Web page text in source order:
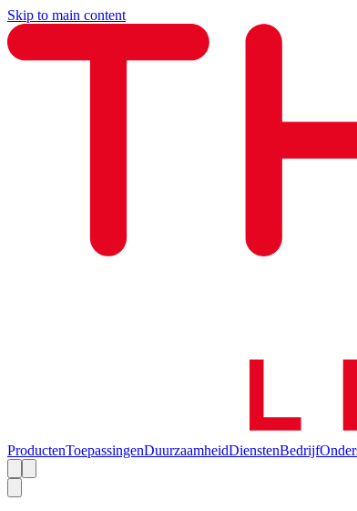
Skip to main content
ProductenToepassingenDuurzaamheidDienstenBedrijf